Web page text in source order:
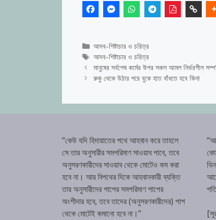
Categories
আদব-শিষ্টাচার ও চরিত্র
Tags
আদব-শিষ্টাচার ও চরিত্র
মানুষের সর্বশেষ কর্মের উপর সকল আমল নির্ভরশীল
রুকু থেকে উঠার পরে বুকে হাত বাঁধতে হবে কিনা
“কেউ যদি হিদায়াতের পথে আহবান করে তাহলে
সে তার অনুসারীর সমপরিমাণ সাওয়াব পাবে, তবে
অনুসরণকারীদের সাওয়াব থেকে মোটেও কম করা
হবে না। আর বিপথের দিকে আহবানকারী ব্যক্তি
তার অনুসারীদের পাপের সমপরিমাণ পাপের
অংশীদার হবে, তবে তাদের (অনুসরণকারীদের) পাপ
থেকে মোটেই কমানো হবে না।”